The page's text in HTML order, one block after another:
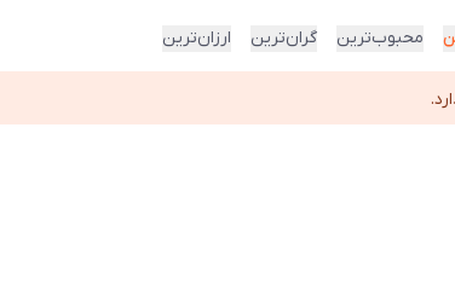
محبوب‌ترین گران‌ترین ارزان‌ترین